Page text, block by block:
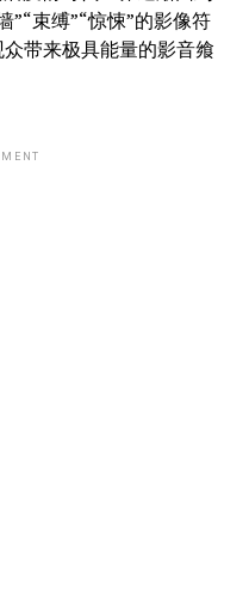
”“束缚”“惊悚”的影像符
带来极具能量的影音飨